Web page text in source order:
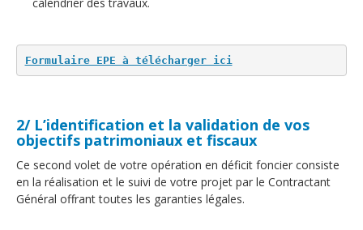
Formulaire EPE à télécharger ici
2/ L’identification et la validation de vos
objectifs patrimoniaux et fiscaux
Ce second volet de votre opération en déficit foncier consiste
en la réalisation et le suivi de votre projet par le Contractant
Général offrant toutes les garanties légales.